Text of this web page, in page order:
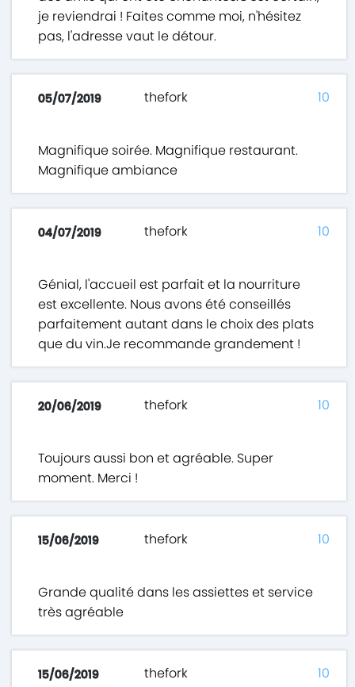
je reviendrai ! Faites comme moi, n'hésitez
pas, l'adresse vaut le détour.
05/07/2019 thefork
Magnifique soirée. Magnifique restaurant.
Magnifique ambiance
10
04/07/2019 thefork
Génial, l'accueil est parfait et la nourriture
est excellente. Nous avons été conseillés
parfaitement autant dans le choix des plats
que du vin.Je recommande grandement !
10
20/06/2019 thefork
Toujours aussi bon et agréable. Super
moment. Merci !
10
15/06/2019 thefork
Grande qualité dans les assiettes et service
très agréable
10
15/06/2019 thefork 10